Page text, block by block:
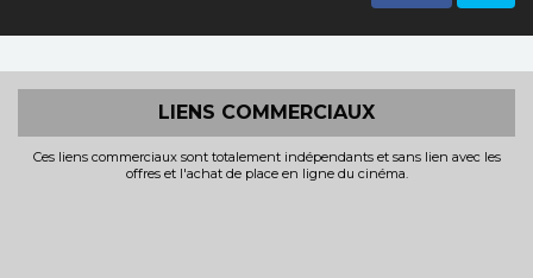
LIENS COMMERCIAUX
Ces liens commerciaux sont totalement indépendants et sans lien avec les
offres et l'achat de place en ligne du cinéma.